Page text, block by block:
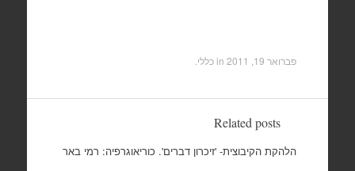
פברואר 19, 2011 in כללי.
Related posts
הלהקת הקיבוצית- 'זיכרון דברים'. כוריאוגרפיה: רמי באר